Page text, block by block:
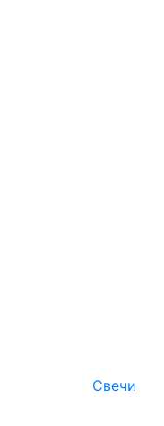
Свечи